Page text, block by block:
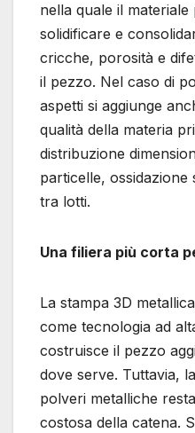
nella quale il
solidificare e
cricche, porosità e
il pezzo. Nel caso di
aspetti si aggiunge
qualità della materia
distribuzione
particelle,
tra lotti.
Una filiera più corta
La stampa 3D
come tecnologia ad
costruisce il pezzo
dove serve. Tuttavia,
polveri metalliche
costosa della catena.